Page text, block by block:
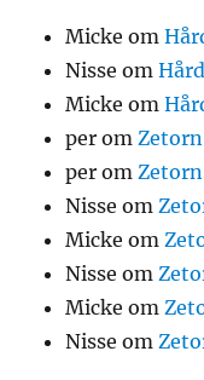
Micke om
Nisse om
Micke om
per om
per om
Nisse om
Micke om
Nisse om
Micke om
Nisse om